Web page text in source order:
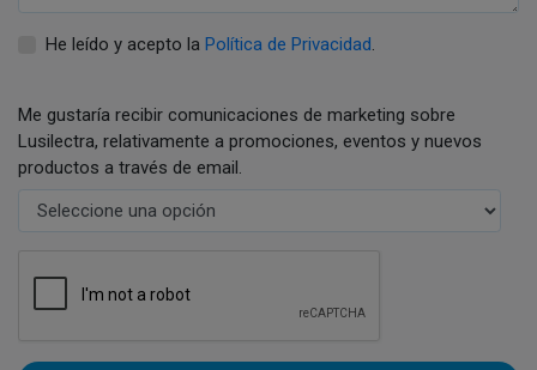
He leído y acepto la Política de Privacidad.
Me gustaría recibir comunicaciones de marketing sobre
Lusilectra, relativamente a promociones, eventos y nuevos
productos a través de email.